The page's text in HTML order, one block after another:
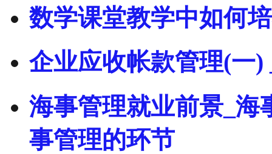
数学课堂教学中如何
企业应收帐款管理(一)
海事管理就业前景_海
事管理的环节